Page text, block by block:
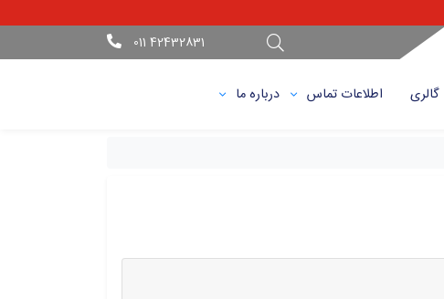
42432831 011
گالری اطلاعات تماس درباره ما